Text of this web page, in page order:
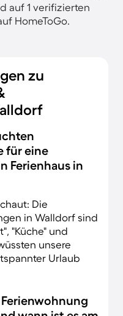
auf 1 verifizierten
HomeToGo.
zu
für eine
Ferienhaus in
Die
in Walldorf sind
"Küche" und
unsere
Urlaub